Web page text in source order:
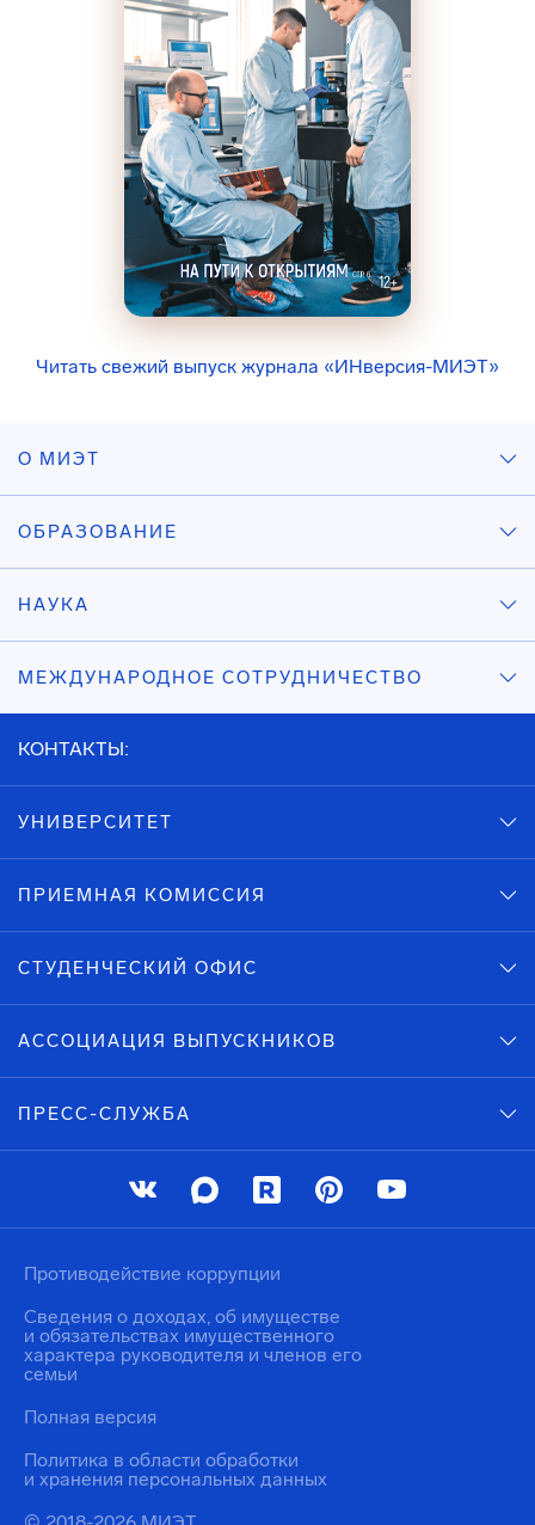
Читать свежий выпуск журнала «ИНверсия-МИЭТ»
О МИЭТ
ОБРАЗОВАНИЕ
НАУКА
МЕЖДУНАРОДНОЕ СОТРУДНИЧЕСТВО
КОНТАКТЫ:
УНИВЕРСИТЕТ
ПРИЕМНАЯ КОМИССИЯ
СТУДЕНЧЕСКИЙ ОФИС
АССОЦИАЦИЯ ВЫПУСКНИКОВ
ПРЕСС-СЛУЖБА
Политика в области обработки
и хранения персональных данных
Противодействие коррупции
Сведения о доходах, об имуществе
и обязательствах имущественного
характера руководителя и членов его
семьи
Полная версия